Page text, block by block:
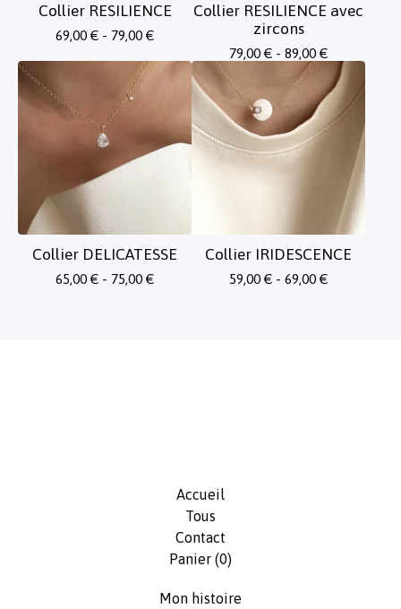
Collier RESILIENCE
69,00 € - 79,00 €
Collier RESILIENCE avec
zircons
79,00 € - 89,00 €
Collier DELICATESSE
65,00 € - 75,00 €
Collier IRIDESCENCE
59,00 € - 69,00 €
Accueil
Tous
Contact
Panier (0)
Mon histoire